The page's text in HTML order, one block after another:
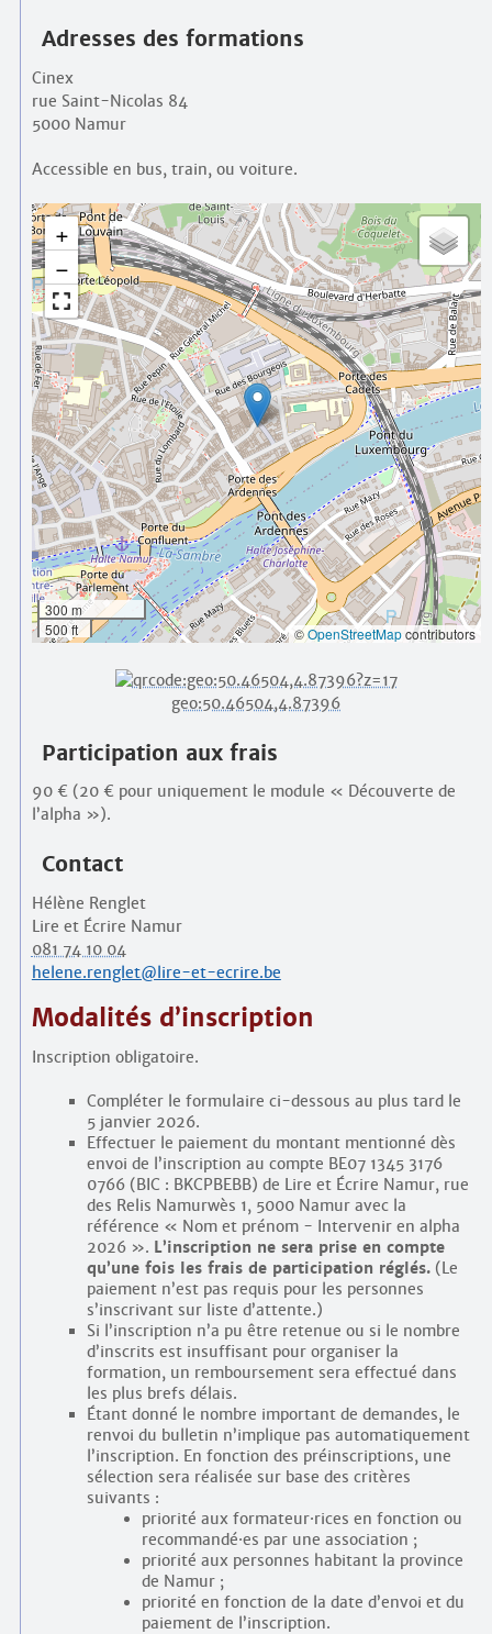
Adresses des formations
Cinex
rue Saint-Nicolas 84
5000 Namur
Accessible en bus, train, ou voiture.
+
−
300 m
500 ft
©OpenStreetMapcontributors
geo:50.46504,4.87396
Participation aux frais
90 € (20 € pour uniquement le module « Découverte de
l’alpha »).
Contact
Hélène Renglet
Lire et Écrire Namur
081 74 10 04
helene.renglet@lire-et-ecrire.be
Modalités d’inscription
Inscription obligatoire.
Compléter le formulaire ci-dessous au plus tard le
5 janvier 2026.
Effectuer le paiement du montant mentionné dès
envoi de l’inscription au compte BE07 1345 3176
0766 (BIC : BKCPBEBB) de Lire et Écrire Namur, rue
des Relis Namurwès 1, 5000 Namur avec la
référence « Nom et prénom - Intervenir en alpha
2026 ». L’inscription ne sera prise en compte
qu’une fois les frais de participation réglés.(Le
paiement n’est pas requis pour les personnes
s’inscrivant sur liste d’attente.)
Si l’inscription n’a pu être retenue ou si le nombre
d’inscrits est insuffisant pour organiser la
formation, un remboursement sera effectué dans
les plus brefs délais.
Étant donné le nombre important de demandes, le
renvoi du bulletin n’implique pas automatiquement
l’inscription. En fonction des préinscriptions, une
sélection sera réalisée sur base des critères
suivants :
priorité aux formateur·rices en fonction ou
recommandé·es par une association ;
priorité aux personnes habitant la province
de Namur ;
priorité en fonction de la date d’envoi et du
paiement de l’inscription.